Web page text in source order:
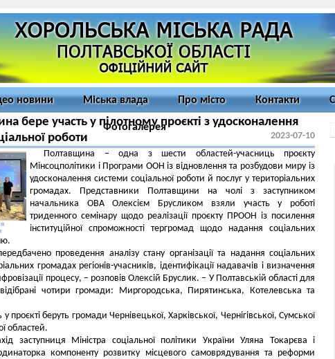
новини Міська влада Про місто Контакти
Фотогалерея
бере участь у пілотному проєкті з удосконалення
роботи
2023-07-10
Полтавщина – одна з шести областей-учасниць проєкту
Мінсоцполітики і Програми ООН із відновлення та розбудови миру із
удосконалення системи соціальної роботи й послуг у територіальних
громадах. Представники Полтавщини на чолі з заступником
начальника ОВА Олексієм Брусликом взяли участь у роботі
триденного семінару щодо реалізації проєкту ПРООН із посилення
інституційної спроможності тергромад щодо надання соціальних
проведення аналізу стану організації та надання соціальних
громадах регіонів-учасників, ідентифікації надавачів і визначення
процесу, – розповів Олексій Бруслик. – У Полтавській області для
відібрані чотири громади: Миргородська, Пирятинська, Котелевська та
проєкті беруть громади Чернівецької, Харківської, Чернігівської, Сумської
областей.
заступниця Міністра соціальної політики України Уляна Токарєва і
компоненту розвитку місцевого самоврядування та реформи